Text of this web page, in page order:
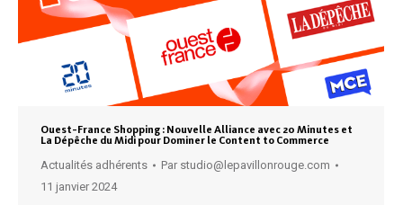
Ouest-France Shopping : Nouvelle Alliance avec 20 Minutes et
La Dépêche du Midi pour Dominer le Content to Commerce
Actualités adhérents Par studio@lepavillonrouge.com
11 janvier 2024